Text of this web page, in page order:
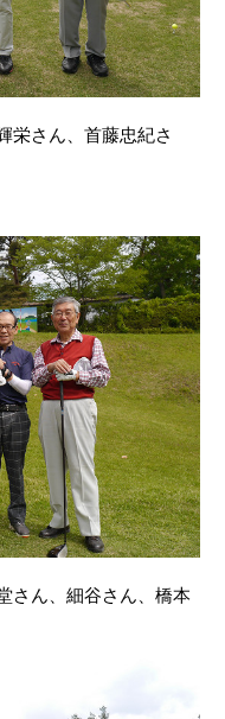
栄さん、首藤忠紀さ
さん、細谷さん、橋本